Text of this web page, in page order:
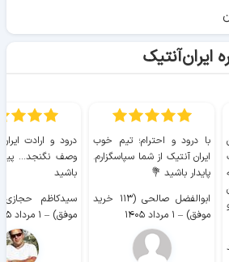
ایران‌آنتیک
با درود و احترام؛ تیم خوب
ایران آنتیک از شما سپاسگزارم.
پایدار باشید 💐
ابوالفضل صالحی (۱۱۳ خرید
موفق) – ۱ مرداد ۱۴۰۵
درود و ارادت
وصف نگنجد...
باشید
موفق) – ۱ مرداد ۱۴۰۵